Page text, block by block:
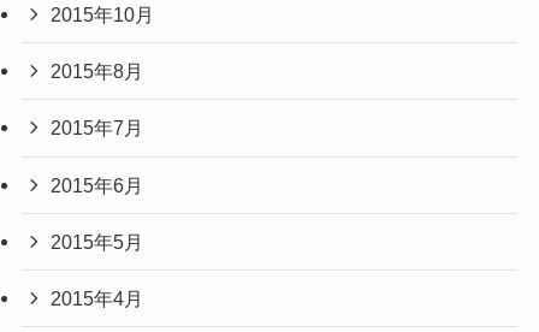
2015年10月
2015年8月
2015年7月
2015年6月
2015年5月
2015年4月